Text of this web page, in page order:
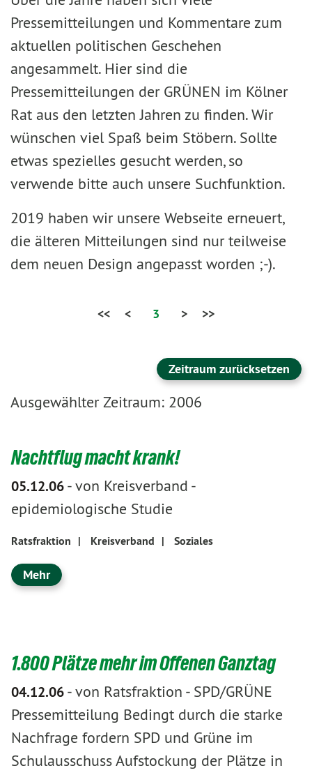
Pressemitteilungen und Kommentare zum
aktuellen politischen Geschehen
angesammelt. Hier sind die
Pressemitteilungen der GRÜNEN im Kölner
Rat aus den letzten Jahren zu finden. Wir
wünschen viel Spaß beim Stöbern. Sollte
etwas spezielles gesucht werden, so
verwende bitte auch unsere Suchfunktion.
2019 haben wir unsere Webseite erneuert,
die älteren Mitteilungen sind nur teilweise
dem neuen Design angepasst worden ;-).
<< < 3 > >>
Zeitraum zurücksetzen
Ausgewählter Zeitraum: 2006
Nachtflug macht krank!
05.12.06-von Kreisverband -
epidemiologische Studie
Ratsfraktion | Kreisverband | Soziales
Mehr
1.800 Plätze mehr im Offenen Ganztag
04.12.06-von Ratsfraktion - SPD/GRÜNE
Pressemitteilung Bedingt durch die starke
Nachfrage fordern SPD und Grüne im
Schulausschuss Aufstockung der Plätze in